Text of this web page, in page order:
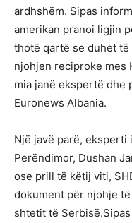
ardhshëm. Sipas
amerikan pranoi ligjin
thotë qartë se duhet
njohjen reciproke mes
mia janë ekspertë dhe
Euronews Albania.
Një javë parë, eksperti
Perëndimor, Dushan
ose prill të këtij viti,
dokument për njohje
shtetit të